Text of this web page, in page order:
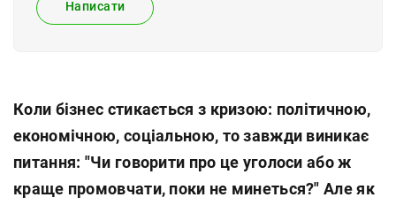
Написати
Коли бізнес стикається з кризою: політичною,
економічною, соціальною, то завжди виникає
питання: "Чи говорити про це уголоси або ж
краще промовчати, поки не минеться?" Але як